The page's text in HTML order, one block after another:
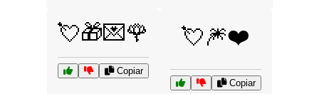
💘🎁💌🌹
Copiar
💘🎆❤️
Copiar